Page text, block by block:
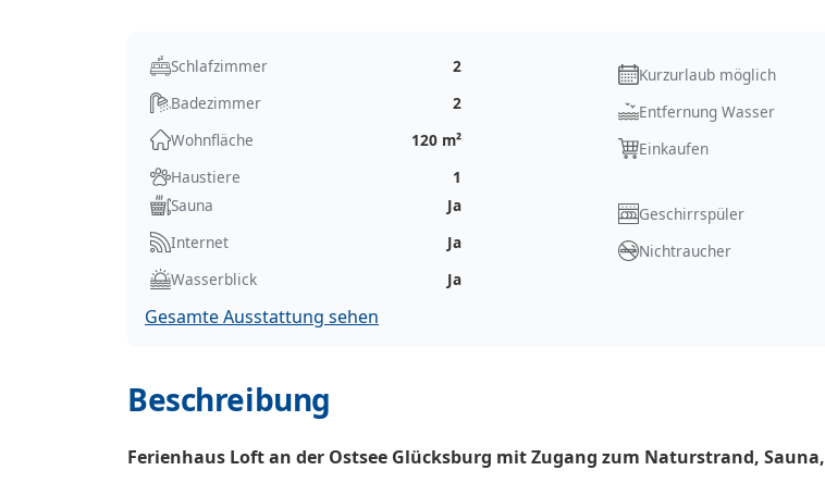
Schlafzimmer
2
Badezimmer
2
Wohnfläche
120 m²
Haustiere
1
Kurzurlaub möglich
Entfernung Wasser
Einkaufen
Sauna
Ja
Internet
Ja
Wasserblick
Ja
Geschirrspüler
Nichtraucher
Gesamte Ausstattung sehen
Beschreibung
Ferienhaus Loft an der Ostsee Glücksburg mit Zugang zum Naturstrand, Sauna,